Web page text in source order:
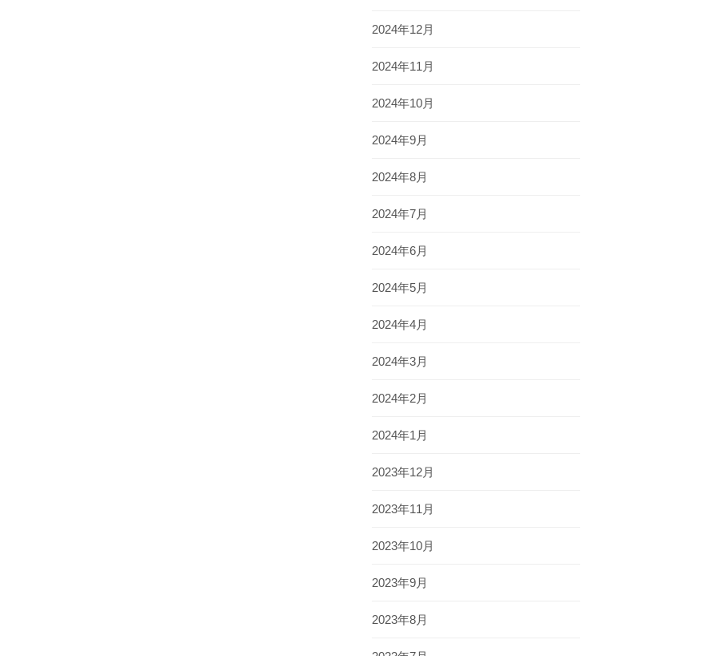
2024年12月
2024年11月
2024年10月
2024年9月
2024年8月
2024年7月
2024年6月
2024年5月
2024年4月
2024年3月
2024年2月
2024年1月
2023年12月
2023年11月
2023年10月
2023年9月
2023年8月